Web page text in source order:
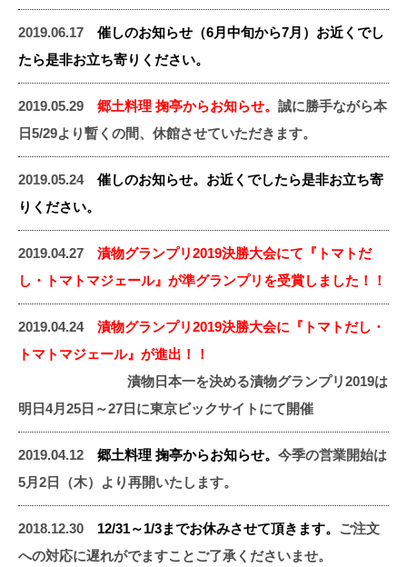
2019.06.17 催しのお知らせ（6月中旬から7月）お近くでし
たら是非お立ち寄りください。
2019.05.29 郷土料理 掬亭からお知らせ。 誠に勝手ながら本
日5/29より暫くの間、休館させていただきます。
2019.05.24 催しのお知らせ。お近くでしたら是非お立ち寄
りください。
2019.04.27 漬物グランプリ2019決勝大会にて『トマトだ
し・トマトマジェール』が準グランプリを受賞しました！！
2019.04.24 漬物グランプリ2019決勝大会に『トマトだし・
トマトマジェール』が進出！！
漬物日本一を決める漬物グランプリ2019は
明日4月25日～27日に東京ビックサイトにて開催
2019.04.12 郷土料理 掬亭からお知らせ。 今季の営業開始は
5月2日（木）より再開いたします。
2018.12.30 12/31～1/3までお休みさせて頂きます。 ご注文
への対応に遅れがでますことご了承くださいませ。